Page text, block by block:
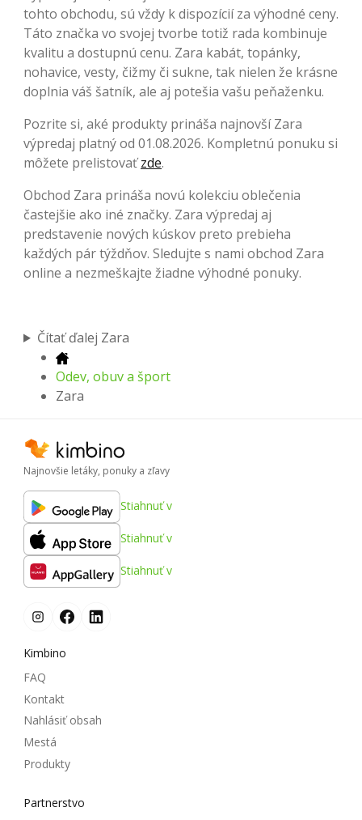
tohto obchodu, sú vždy k dispozícií za výhodné ceny.
Táto značka vo svojej tvorbe totiž rada kombinuje
kvalitu a dostupnú cenu. Zara kabát, topánky,
nohavice, vesty, čižmy či sukne, tak nielen že krásne
doplnia váš šatník, ale aj potešia vašu peňaženku.
Pozrite si, aké produkty prináša najnovší Zara
výpredaj platný od 01.08.2026. Kompletnú ponuku si
môžete prelistovaťzde.
Obchod Zara prináša novú kolekciu oblečenia
častejšie ako iné značky. Zara výpredaj aj
predstavenie nových kúskov preto prebieha
každých pár týždňov. Sledujte s nami obchod Zara
online a nezmeškajte žiadne výhodné ponuky.
Čítať ďalej Zara
Odev, obuv a šport
Zara
Najnovšie letáky, ponuky a zľavy
Stiahnuť v
Stiahnuť v
Stiahnuť v
Kimbino
FAQ
Kontakt
Nahlásiť obsah
Mestá
Produkty
Partnerstvo